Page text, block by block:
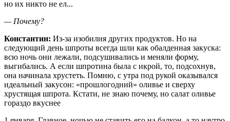
но их никто не ел...
— Почему?
Константин: Из-за изобилия других продуктов. Но на
следующий день шпроты всегда шли как обалденная закуска:
всю ночь они лежали, подсушивались и меняли форму,
выгибались. А если шпротина была с икрой, то, подсохнув,
она начинала хрустеть. Помню, с утра под рукой оказывался
идеальный закусон: «прошлогодний» оливье и сверху
хрустящая шпрота. Кстати, не знаю почему, но салат оливье
гораздо вкуснее